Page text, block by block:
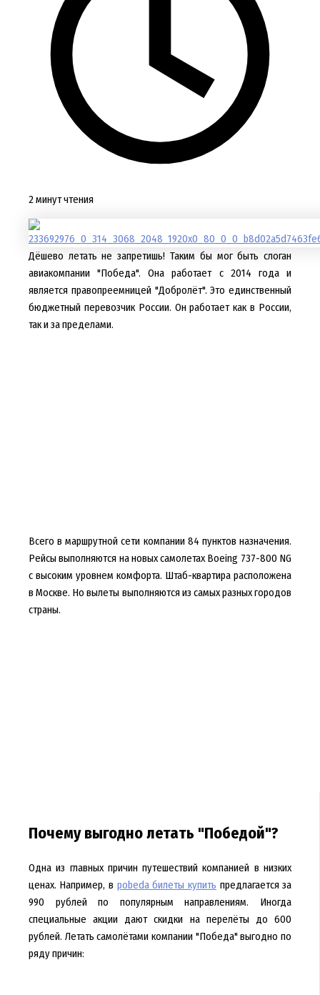
2 минут чтения
Дёшево летать не запретишь! Таким бы мог быть слоган
авиакомпании "Победа". Она работает с 2014 года и
является правопреемницей "Добролёт". Это единственный
бюджетный перевозчик России. Он работает как в России,
так и за пределами.
Всего в маршрутной сети компании 84 пунктов назначения.
Рейсы выполняются на новых самолетах Boeing 737-800 NG
с высоким уровнем комфорта. Штаб-квартира расположена
в Москве. Но вылеты выполняются из самых разных городов
страны.
Почему выгодно летать "Победой"?
Одна из главных причин путешествий компанией в низких
ценах. Например, в pobeda билеты купить предлагается за
990 рублей по популярным направлениям. Иногда
специальные акции дают скидки на перелёты до 600
рублей. Летать самолётами компании "Победа" выгодно по
ряду причин: